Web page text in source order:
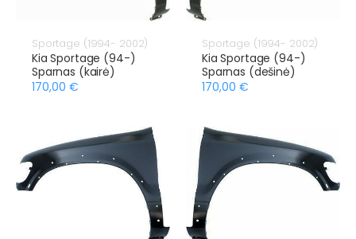
Sportage (1994- 2002)
Kia Sportage (94-)
Sparnas (kairė)
170,00 €
Sportage (1994- 2002)
Kia Sportage (94-)
Sparnas (dešinė)
170,00 €